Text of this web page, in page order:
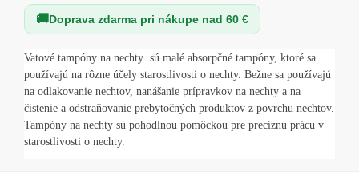
Vatové tampóny na nechty sú malé absorpčné tampóny, ktoré sa
používajú na rôzne účely starostlivosti o nechty. Bežne sa používajú
na odlakovanie nechtov, nanášanie prípravkov na nechty a na
čistenie a odstraňovanie prebytočných produktov z povrchu nechtov.
Tampóny na nechty sú pohodlnou pomôckou pre precíznu prácu v
starostlivosti o nechty.
Doprava zdarma pri nákupe nad 60 €